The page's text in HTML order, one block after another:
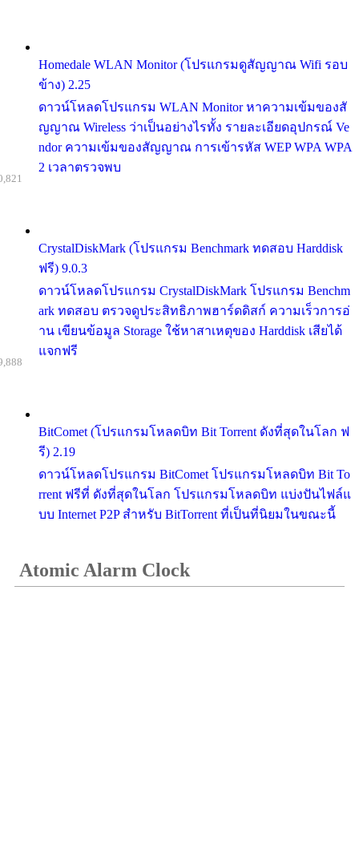
Homedale WLAN Monitor (โปรแกรมดูสัญญาณ Wifi รอบ
ข้าง) 2.25
ดาวน์โหลดโปรแกรม WLAN Monitor หาความเข้มของสั
ญญาณ Wireless ว่าเป็นอย่างไรทั้ง รายละเอียดอุปกรณ์ Ve
ndor ความเข้มของสัญญาณ การเข้ารหัส WEP WPA WPA
2 เวลาตรวจพบ
CrystalDiskMark (โปรแกรม Benchmark ทดสอบ Harddisk
ฟรี) 9.0.3
ดาวน์โหลดโปรแกรม CrystalDiskMark โปรแกรม Benchm
ark ทดสอบ ตรวจดูประสิทธิภาพฮาร์ดดิสก์ ความเร็วการอ่
าน เขียนข้อมูล Storage ใช้หาสาเหตุของ Harddisk เสียได้
แจกฟรี
BitComet (โปรแกรมโหลดบิท Bit Torrent ดังที่สุดในโลก ฟ
รี) 2.19
ดาวน์โหลดโปรแกรม BitComet โปรแกรมโหลดบิท Bit To
rrent ฟรีที่ ดังที่สุดในโลก โปรแกรมโหลดบิท แบ่งปันไฟล์แ
บบ Internet P2P สำหรับ BitTorrent ที่เป็นที่นิยมในขณะนี้
Atomic Alarm Clock